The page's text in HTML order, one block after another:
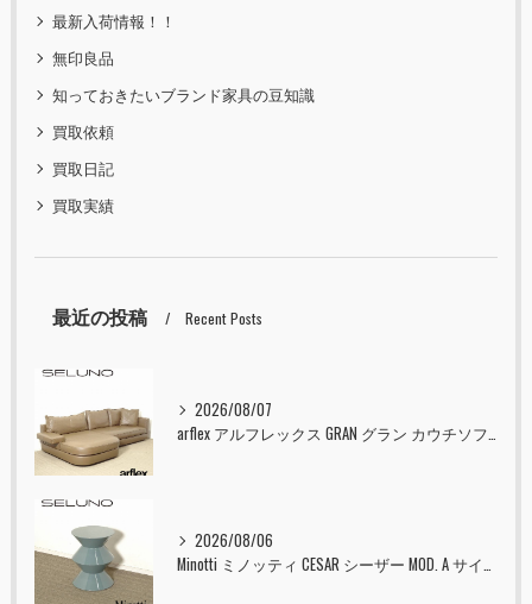
最新入荷情報！！
無印良品
知っておきたいブランド家具の豆知識
買取依頼
買取日記
買取実績
最近の投稿 Recent Posts
2026/08/07
arflex アルフレックス GRAN グラン カウチソファ 本革 入荷しました！！
2026/08/06
Minotti ミノッティ CESAR シーザー MOD. A サイドテーブル スツール セラドン 入荷しました！！